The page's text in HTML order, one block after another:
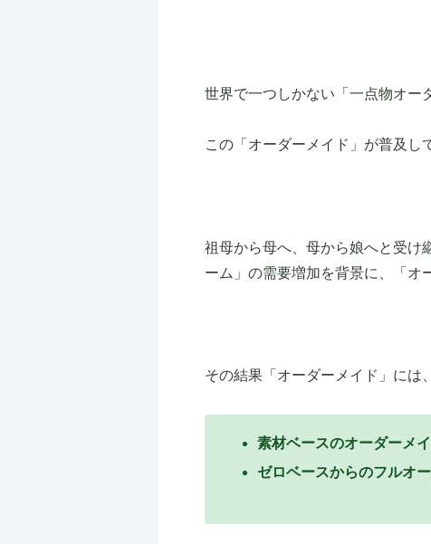
世界で一つしかない「一点物オー
この「オーダーメイド」が普及し
祖母から母へ、母から娘へと受け
ーム」の需要増加を背景に、「オ
その結果「オーダーメイド」には
素材ベースのオーダーメ
ゼロベースからのフルオ